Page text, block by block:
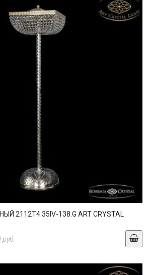
2112T4.35IV-138.G ART CRYSTAL
руб.